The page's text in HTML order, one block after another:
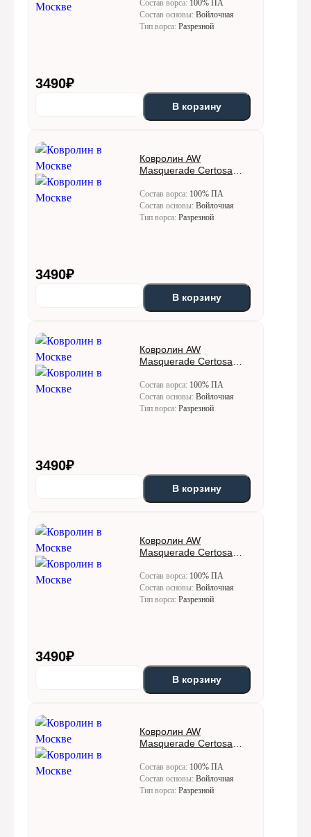
Состав ворса: 100% ПА
Состав основы: Войлочная
Тип ворса: Разрезной
3490₽
В корзину
Ковролин AW
Masquerade Certosa
Состав ворса: 100% ПА
Состав основы: Войлочная
Тип ворса: Разрезной
3490₽
В корзину
Ковролин AW
Masquerade Certosa
Состав ворса: 100% ПА
Состав основы: Войлочная
Тип ворса: Разрезной
3490₽
В корзину
Ковролин AW
Masquerade Certosa
Состав ворса: 100% ПА
Состав основы: Войлочная
Тип ворса: Разрезной
3490₽
В корзину
Ковролин AW
Masquerade Certosa
Состав ворса: 100% ПА
Состав основы: Войлочная
Тип ворса: Разрезной